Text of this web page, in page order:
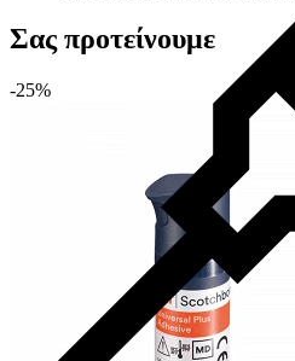
Σας προτείνουμε
-25%